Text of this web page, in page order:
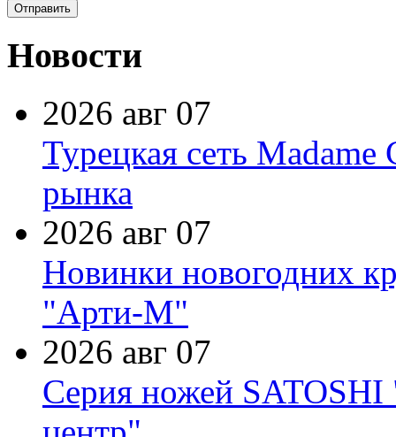
Новости
2026 авг 07
Турецкая сеть Madame
рынка
2026 авг 07
Новинки новогодних
"Арти-М"
2026 авг 07
Серия ножей